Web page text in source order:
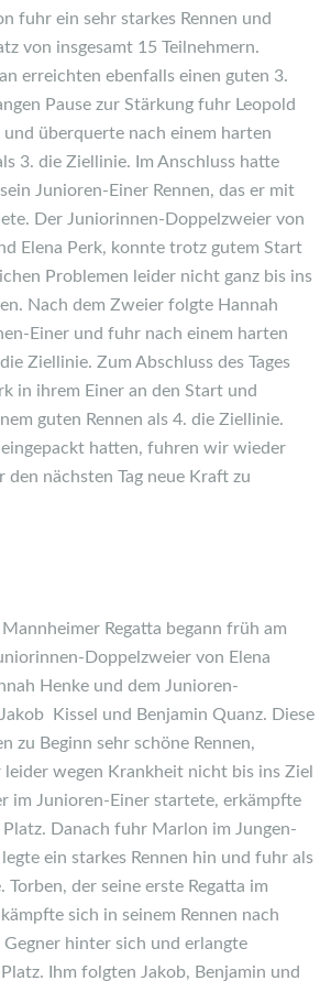
fuhr ein sehr starkes Rennen und
von insgesamt 15 Teilnehmern.
erreichten ebenfalls einen guten 3.
Pause zur Stärkung fuhr Leopold
überquerte nach einem harten
3. die Ziellinie. Im Anschluss hatte
Junioren-Einer Rennen, das er mit
Der Juniorinnen-Doppelzweier von
Elena Perk, konnte trotz gutem Start
Problemen leider nicht ganz bis ins
Nach dem Zweier folgte Hannah
Einer und fuhr nach einem harten
Ziellinie. Zum Abschluss des Tages
in ihrem Einer an den Start und
guten Rennen als 4. die Ziellinie.
hatten, fuhren wir wieder
den nächsten Tag neue Kraft zu
Regatta begann früh am
Doppelzweier von Elena
Henke und dem Junioren-
Kissel und Benjamin Quanz. Diese
zu Beginn sehr schöne Rennen,
leider wegen Krankheit nicht bis ins Ziel
im Junioren-Einer startete, erkämpfte
Danach fuhr Marlon im Jungen-
ein starkes Rennen hin und fuhr als
Torben, der seine erste Regatta im
sich in seinem Rennen nach
hinter sich und erlangte
Ihm folgten Jakob, Benjamin und